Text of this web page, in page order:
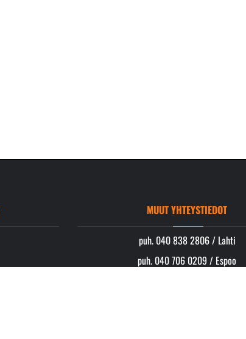
MUUT YHTEYSTIEDOT
puh. 040 838 2806 / Lahti
puh. 040 706 0209 / Espoo